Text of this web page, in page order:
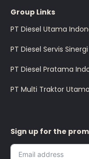
Group Links
PT Diesel Utama
PT Diesel Servis Sinergi
PT Diesel Pratama
PT Multi Traktor Utama
Sign up for the